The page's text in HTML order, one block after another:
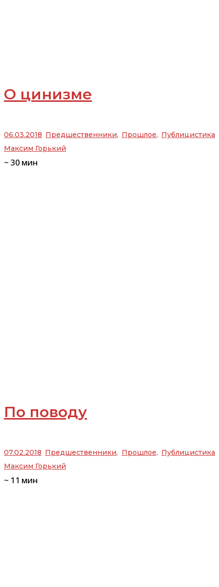
О цинизме
06.03.2018 Предшественники, Прошлое, Публицистика
Максим Горький
~ 30 мин
По поводу
07.02.2018 Предшественники, Прошлое, Публицистика
Максим Горький
~ 11 мин